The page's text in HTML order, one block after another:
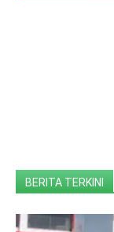
BERITA TERKINI